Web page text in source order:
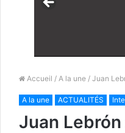
Accueil / A la une / Juan
A la une ACTUALITÉS
Juan Lebrón